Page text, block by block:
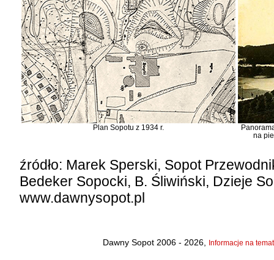
Plan Sopotu z 1934 r.
na
źródło: Marek Sperski, Sopot
Bedeker Sopocki, B. Śliwiński, Dzieje
www.dawnysopot.pl
Dawny Sopot 2006 - 2026, Informacje na